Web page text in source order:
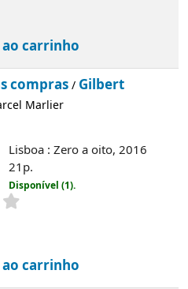
carrinho
compras/ Gilbert
Marlier
Lisboa : Zero a oito, 2016
21p.
Disponível (1).
carrinho